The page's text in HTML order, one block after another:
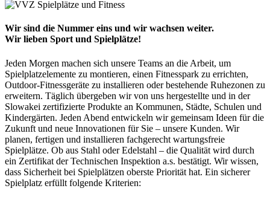
Wir sind die Nummer eins und wir wachsen weiter.
Wir lieben Sport und Spielplätze!
Jeden Morgen machen sich unsere Teams an die Arbeit, um
Spielplatzelemente zu montieren, einen Fitnesspark zu errichten,
Outdoor-Fitnessgeräte zu installieren oder bestehende Ruhezonen zu
erweitern. Täglich übergeben wir von uns hergestellte und in der
Slowakei zertifizierte Produkte an Kommunen, Städte, Schulen und
Kindergärten. Jeden Abend entwickeln wir gemeinsam Ideen für die
Zukunft und neue Innovationen für Sie – unsere Kunden. Wir
planen, fertigen und installieren fachgerecht wartungsfreie
Spielplätze. Ob aus Stahl oder Edelstahl – die Qualität wird durch
ein Zertifikat der Technischen Inspektion a.s. bestätigt. Wir wissen,
dass Sicherheit bei Spielplätzen oberste Priorität hat. Ein sicherer
Spielplatz erfüllt folgende Kriterien: